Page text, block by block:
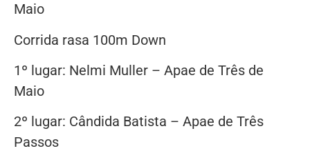
Maio
Corrida rasa 100m Down
1º lugar: Nelmi Muller – Apae de Três de
Maio
2º lugar: Cândida Batista – Apae de Três
Passos